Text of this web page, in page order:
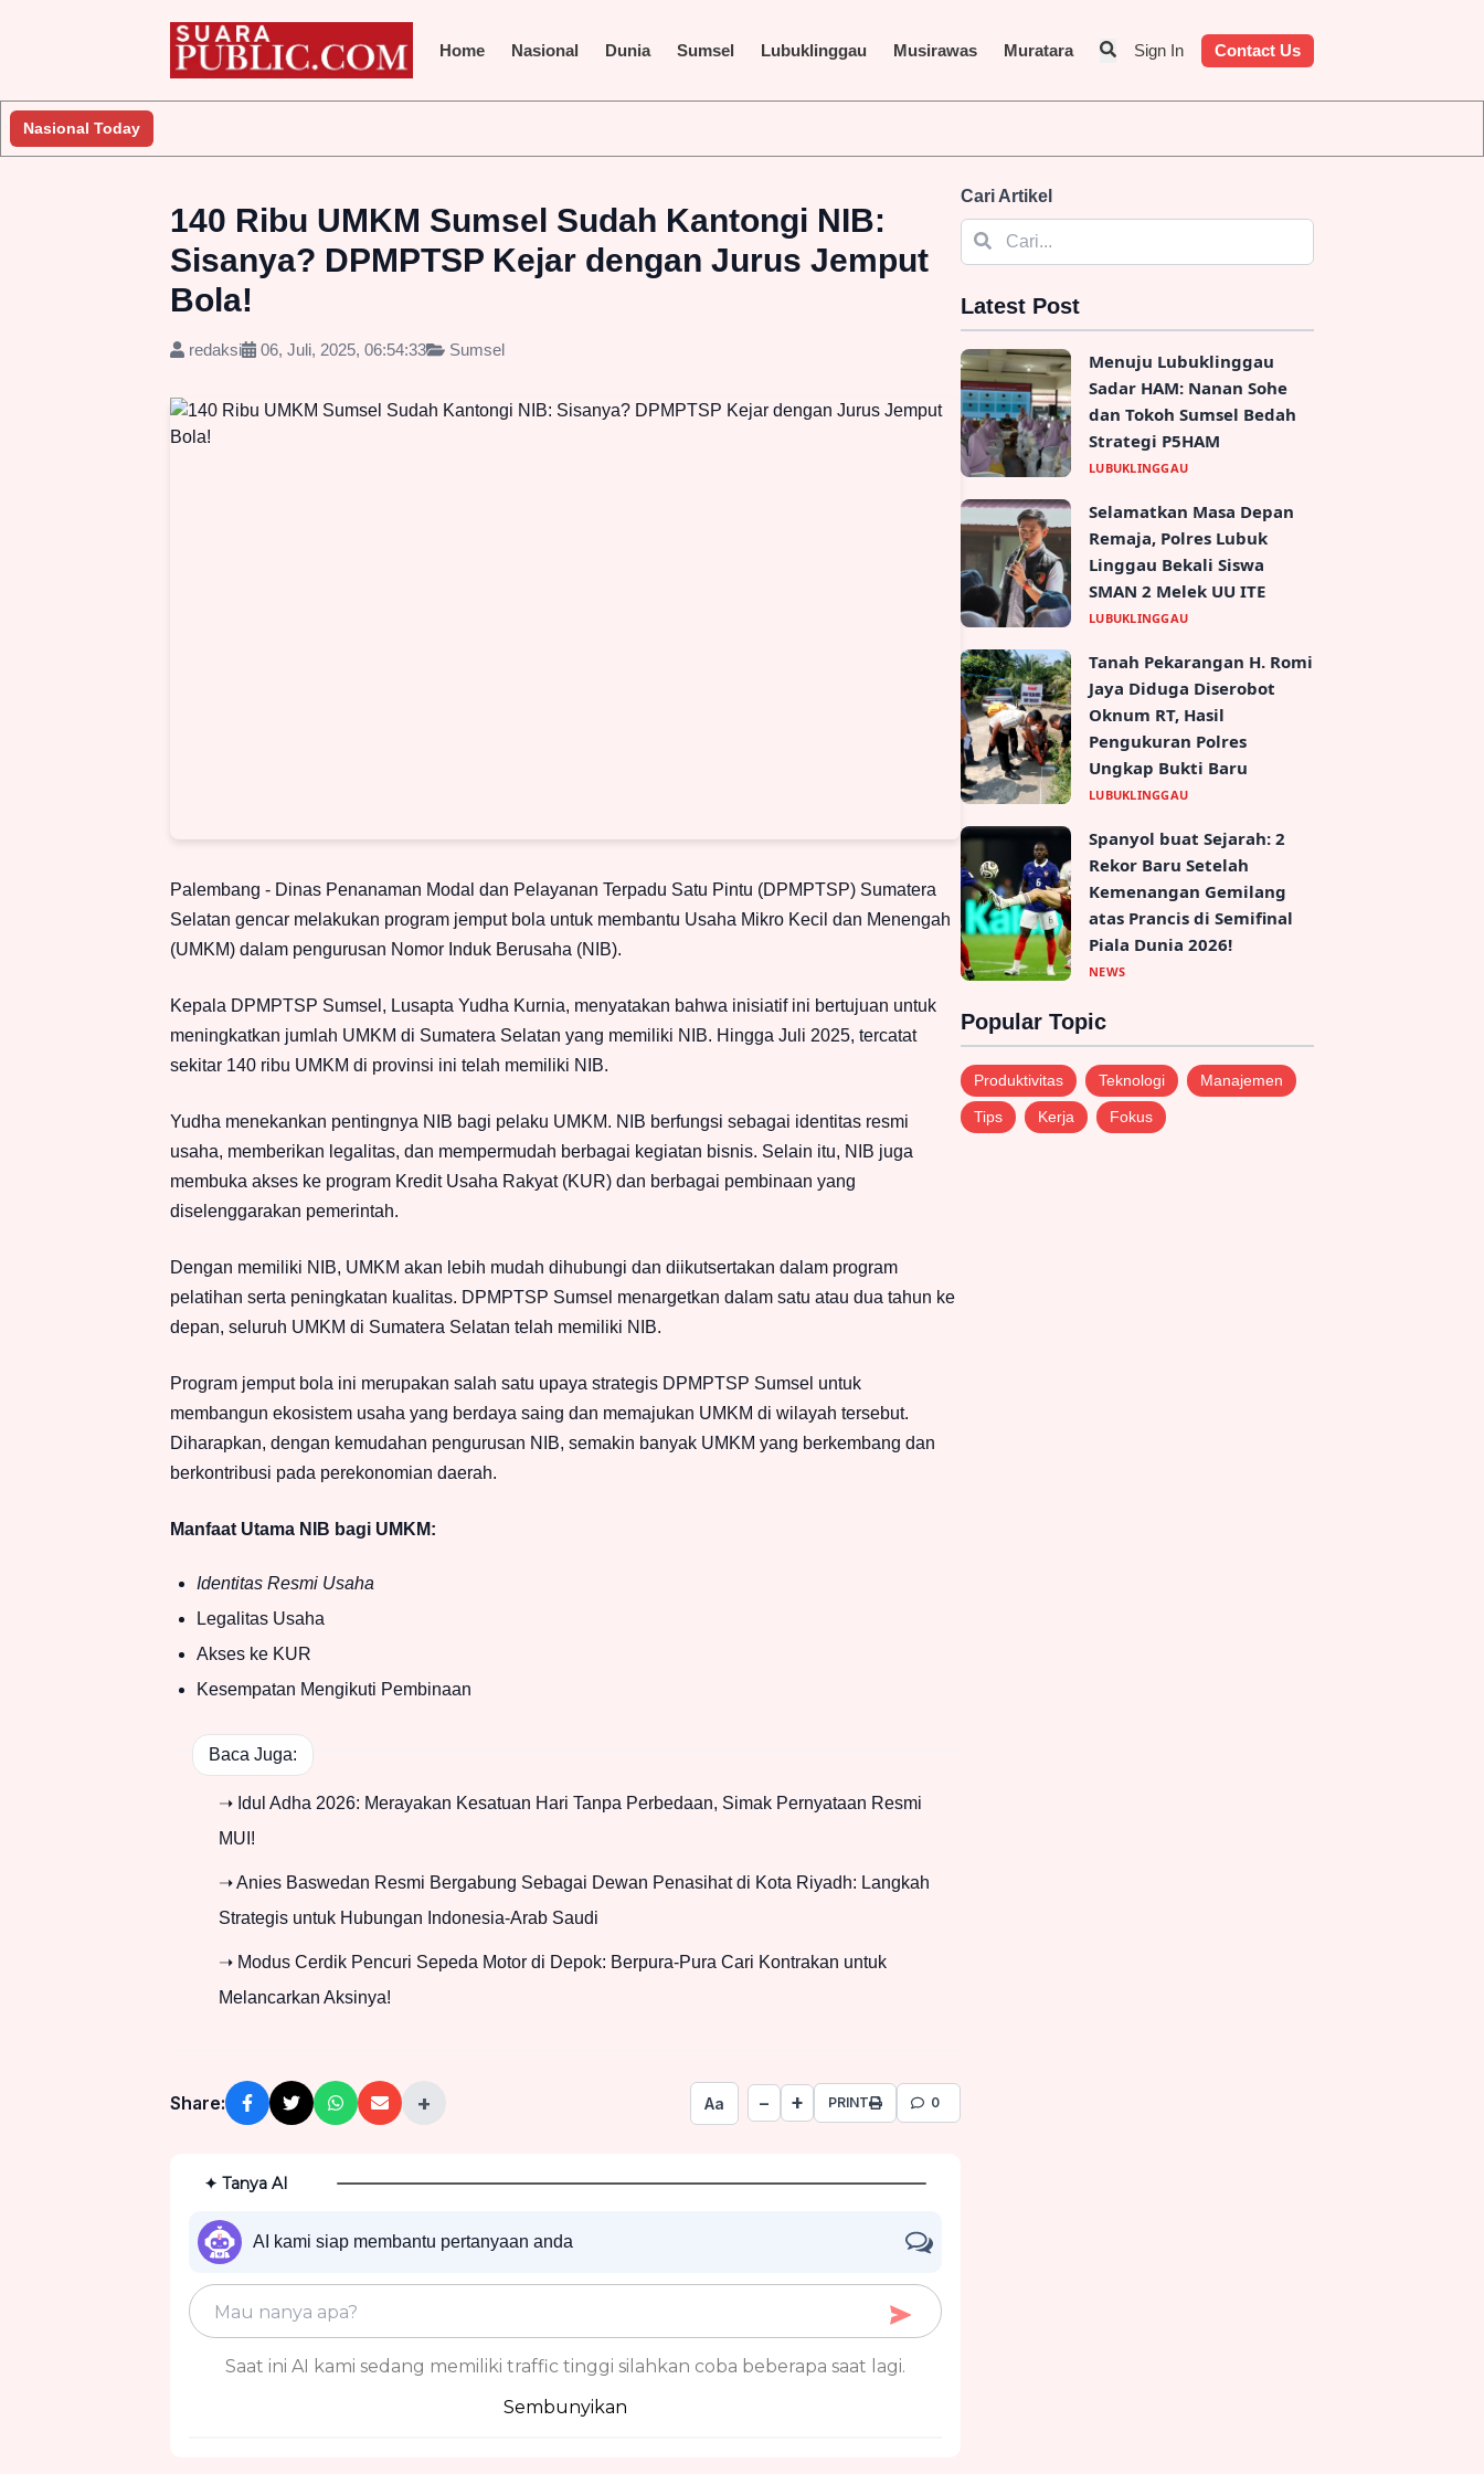
Home Nasional Dunia Sumsel Lubuklinggau Musirawas Muratara Sign In Contact Us
Nasional Today
Lakukan Penyelidikan
140 Ribu UMKM Sumsel Sudah Kantongi NIB:
Sisanya? DPMPTSP Kejar dengan Jurus Jemput
Bola!
redaksi 06, Juli, 2025, 06:54:33 Sumsel
Palembang - Dinas Penanaman Modal dan Pelayanan Terpadu Satu Pintu (DPMPTSP) Sumatera
Selatan gencar melakukan program jemput bola untuk membantu Usaha Mikro Kecil dan Menengah
(UMKM) dalam pengurusan Nomor Induk Berusaha (NIB).
Kepala DPMPTSP Sumsel, Lusapta Yudha Kurnia, menyatakan bahwa inisiatif ini bertujuan untuk
meningkatkan jumlah UMKM di Sumatera Selatan yang memiliki NIB. Hingga Juli 2025, tercatat
sekitar 140 ribu UMKM di provinsi ini telah memiliki NIB.
Yudha menekankan pentingnya NIB bagi pelaku UMKM. NIB berfungsi sebagai identitas resmi
usaha, memberikan legalitas, dan mempermudah berbagai kegiatan bisnis. Selain itu, NIB juga
membuka akses ke program Kredit Usaha Rakyat (KUR) dan berbagai pembinaan yang
diselenggarakan pemerintah.
Dengan memiliki NIB, UMKM akan lebih mudah dihubungi dan diikutsertakan dalam program
pelatihan serta peningkatan kualitas. DPMPTSP Sumsel menargetkan dalam satu atau dua tahun ke
depan, seluruh UMKM di Sumatera Selatan telah memiliki NIB.
Program jemput bola ini merupakan salah satu upaya strategis DPMPTSP Sumsel untuk
membangun ekosistem usaha yang berdaya saing dan memajukan UMKM di wilayah tersebut.
Diharapkan, dengan kemudahan pengurusan NIB, semakin banyak UMKM yang berkembang dan
berkontribusi pada perekonomian daerah.
Manfaat Utama NIB bagi UMKM:
Identitas Resmi Usaha
Legalitas Usaha
Akses ke KUR
Kesempatan Mengikuti Pembinaan
Baca Juga:
➝ Idul Adha 2026: Merayakan Kesatuan Hari Tanpa Perbedaan, Simak Pernyataan Resmi
MUI!
➝ Anies Baswedan Resmi Bergabung Sebagai Dewan Penasihat di Kota Riyadh: Langkah
Strategis untuk Hubungan Indonesia-Arab Saudi
➝ Modus Cerdik Pencuri Sepeda Motor di Depok: Berpura-Pura Cari Kontrakan untuk
Melancarkan Aksinya!
Share: + Aa − + PRINT 0
✦ Tanya AI
AI kami siap membantu pertanyaan anda
Saat ini AI kami sedang memiliki traffic tinggi silahkan coba beberapa saat lagi.
Sembunyikan
Cari Artikel
Latest Post
Menuju Lubuklinggau
Sadar HAM: Nanan Sohe
dan Tokoh Sumsel Bedah
Strategi P5HAM
LUBUKLINGGAU
Selamatkan Masa Depan
Remaja, Polres Lubuk
Linggau Bekali Siswa
SMAN 2 Melek UU ITE
LUBUKLINGGAU
Tanah Pekarangan H. Romi
Jaya Diduga Diserobot
Oknum RT, Hasil
Pengukuran Polres
Ungkap Bukti Baru
LUBUKLINGGAU
Spanyol buat Sejarah: 2
Rekor Baru Setelah
Kemenangan Gemilang
atas Prancis di Semifinal
Piala Dunia 2026!
NEWS
Popular Topic
Produktivitas Teknologi Manajemen
Tips Kerja Fokus